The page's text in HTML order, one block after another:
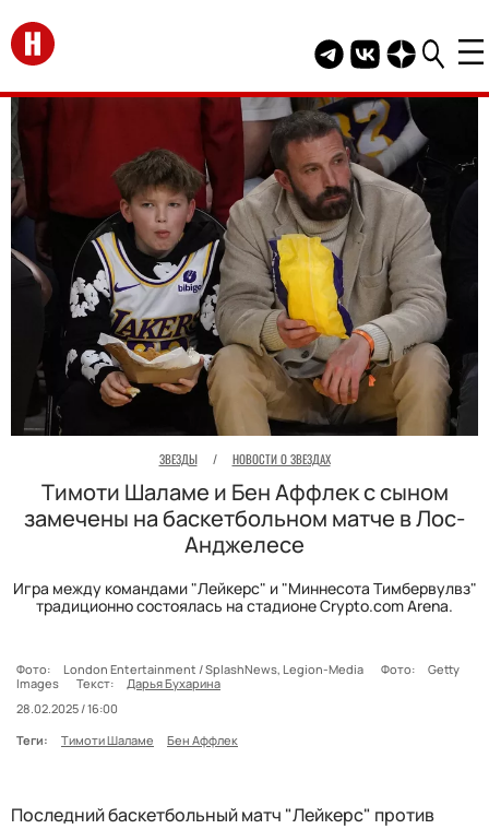
Перейти на главную
Telegram канал
Группа HELLO
Канал
ЗВЕЗДЫ / НОВОСТИ О ЗВЕЗДАХ
Тимоти Шаламе и Бен Аффлек с сыном
замечены на баскетбольном матче в Лос-
Анджелесе
Игра между командами "Лейкерс" и "Миннесота Тимбервулвз"
традиционно состоялась на стадионе Crypto.com Arena.
Фото: London Entertainment / SplashNews, Legion-Media Фото:
Getty
Images
Текст:
Дарья Бухарина
28.02.2025 / 16:00
Теги:
Тимоти Шаламе Бен Аффлек
Последний баскетбольный матч "Лейкерс" против